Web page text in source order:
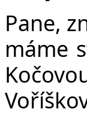
Pane,
máme